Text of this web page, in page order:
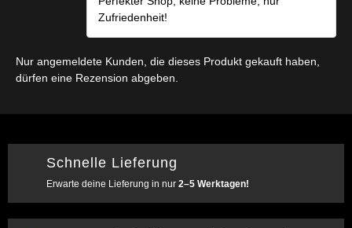
Zufriedenheit!
Nur angemeldete Kunden, die dieses Produkt gekauft haben,
dürfen eine Rezension abgeben.
Schnelle Lieferung
Erwarte deine Lieferung in nur 2–5 Werktagen!